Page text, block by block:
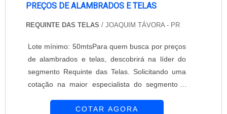
PREÇOS DE ALAMBRADOS E TELAS
REQUINTE DAS TELAS / JOAQUIM TÁVORA - PR
Lote mínimo: 50mtsPara quem busca por preços
de alambrados e telas, descobrirá na líder do
segmento Requinte das Telas. Solicitando uma
cotação na maior especialista do segmento e
área de atuação.É importante lembrar que o
COTAR AGORA